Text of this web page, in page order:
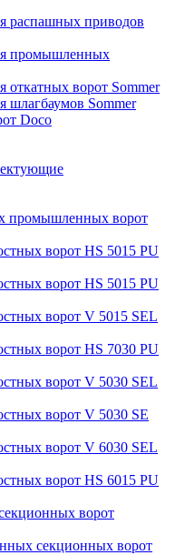
распашных приводов
промышленных
откатных ворот Sommer
шлагбаумов Sommer
Doco
промышленных ворот
ворот HS 5015 PU
ворот HS 5015 PU
ворот V 5015 SEL
ворот HS 7030 PU
ворот V 5030 SEL
ворот V 5030 SE
ворот V 6030 SEL
ворот HS 6015 PU
ворот
секционных ворот